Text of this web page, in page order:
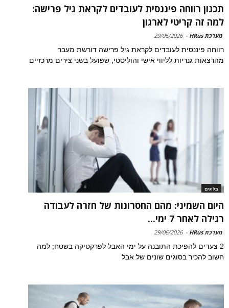
תכנון רווחה פיננסית לעובדים לקראת גיל פרישה:
למה זה קריטי לארגון
מערכת HRus -
29/06/2026
רווחה פיננסית לעובדים לקראת גיל פרישה דורשת מעבר
מהרצאות גנריות לליווי אישי והוליסטי, שפועל בשני צירים מרכזיים
בלוגים
היום השמיני: מהם החסרונות של חזרה לעבודה
רגילה לאחר 7 ימי...
מערכת HRus -
29/06/2026
2 צעדים להפיכת התובנה על ימי האבל לפרקטיקה בשטח; למה
חשוב להכיר בסוגים שונים של אבל